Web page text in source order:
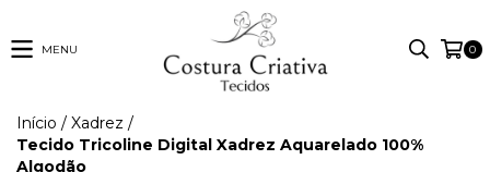
MENU 0
Início / Xadrez /
Tecido Tricoline Digital Xadrez Aquarelado 100%
Algodão